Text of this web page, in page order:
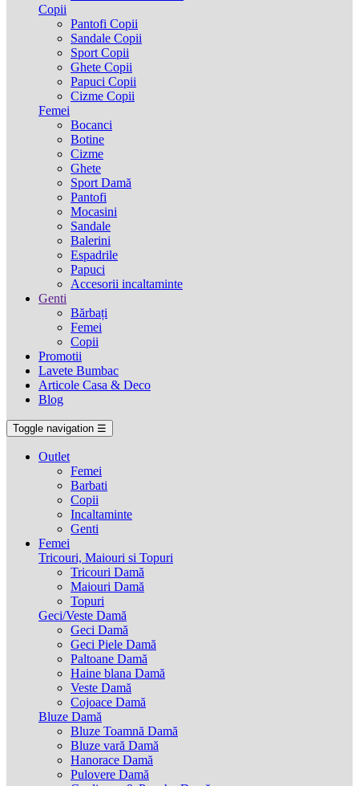
Copii
Pantofi Copii
Sandale Copii
Sport Copii
Ghete Copii
Papuci Copii
Cizme Copii
Femei
Bocanci
Botine
Cizme
Ghete
Sport Damă
Pantofi
Mocasini
Sandale
Balerini
Espadrile
Papuci
Accesorii incaltaminte
Genti
Bărbați
Femei
Copii
Promotii
Lavete Bumbac
Articole Casa & Deco
Blog
Toggle navigation ☰
Outlet
Femei
Barbati
Copii
Incaltaminte
Genti
Femei
Tricouri, Maiouri si Topuri
Tricouri Damă
Maiouri Damă
Topuri
Geci/Veste Damă
Geci Damă
Geci Piele Damă
Paltoane Damă
Haine blana Damă
Veste Damă
Cojoace Damă
Bluze Damă
Bluze Toamnă Damă
Bluze vară Damă
Hanorace Damă
Pulovere Damă